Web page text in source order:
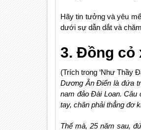
Hãy tin tưởng và yêu
dưới sự dẫn dắt và
3. Đồng cỏ
(Trích trong ‘Như Thầy
Dương Ân Điển là đứa
nam đảo Đài Loan. Câu
tay, chân phải thẳng đơ
Thế mà, 25 năm sau,